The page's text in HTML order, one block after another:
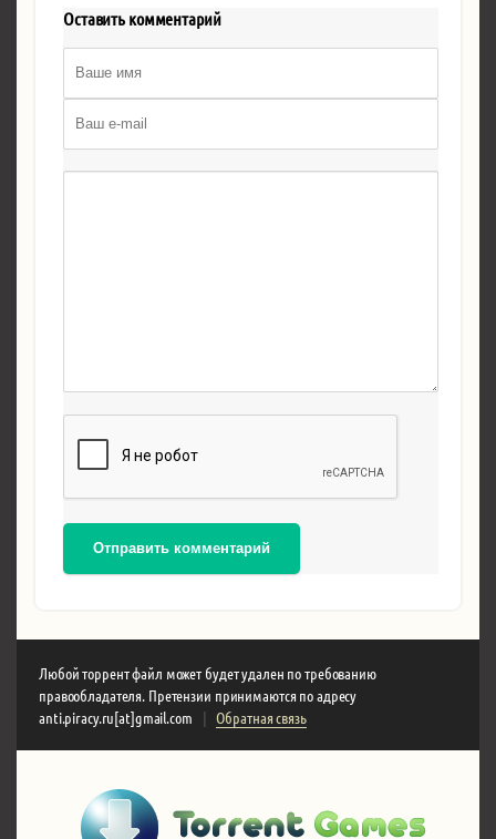
Оставить комментарий
Отправить комментарий
Любой торрент файл может будет удален по требованию
правообладателя. Претензии принимаются по адресу
anti.piracy.ru[at]gmail.com
| Обратная связь